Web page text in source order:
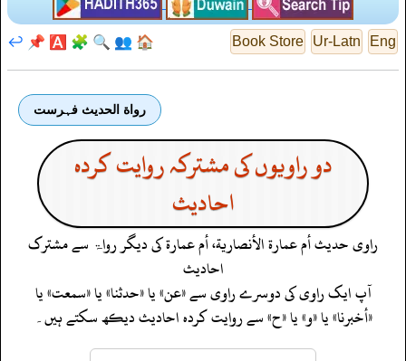
Eng
Ur-Latn
Book Store
🏠
👥
🔍
🧩
🅰️
📌
↩️
رواة الحديث فہرست
دو راویوں کی مشترکہ روایت کردہ
احادیث
راوی حدیثأم عمارة الأنصارية، أم عمارةکی دیگر رواۃ سے مشترک
احادیث
آپ ایک راوی کی دوسرے راوی سے «عن» یا «حدثنا» یا «سمعت» یا
«أخبرنا» یا «و» یا «ح» سے روایت کردہ احادیث دیکھ سکتے ہیں۔